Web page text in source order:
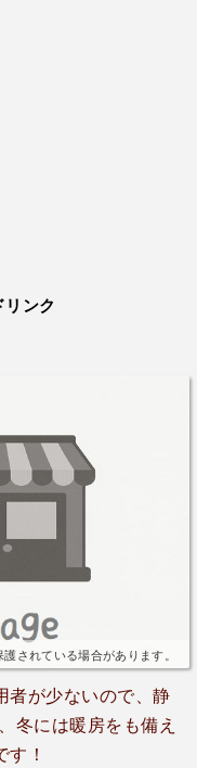
リンク
されている場合があります。
者が少ないので、静
冬には暖房をも備え
！